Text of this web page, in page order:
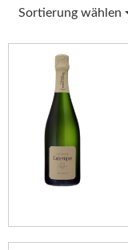
Sortierung wählen